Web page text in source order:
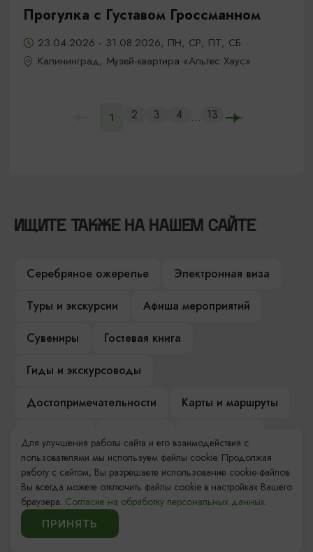
Прогулка с Густавом Гроссманном
23.04.2026 - 31.08.2026, ПН, СР, ПТ, СБ
Калининград, Музей-квартира «Альтес Хаус»
1 2 3 4 ... 13
ИЩИТЕ ТАКЖЕ НА НАШЕМ САЙТЕ
Серебряное ожерелье
Электронная виза
Туры и экскурсии
Афиша мероприятий
Сувениры
Гостевая книга
Гиды и экскурсоводы
Достопримечательности
Карты и маршруты
Компас Балтийской кухни
Настоящий Калининградец
Музеи
Для улучшения работы сайта и его взаимодействия с
пользователями мы используем файлы cookie. Продолжая
работу с сайтом, Вы разрешаете использование cookie-файлов.
Вы всегда можете отключить файлы cookie в настройках Вашего
браузера. Согласие на обработку персональных данных.
ПРИНЯТЬ